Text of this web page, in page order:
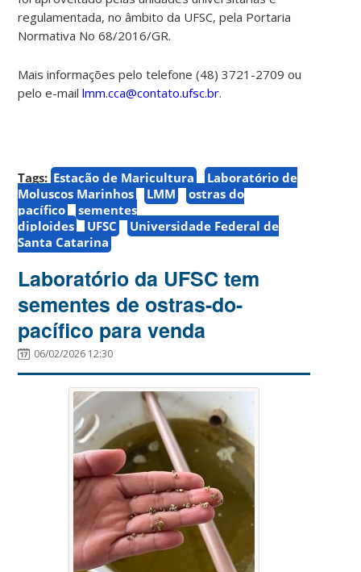
regulamentada, no âmbito da UFSC, pela Portaria
Normativa No 68/2016/GR.
Mais informações pelo telefone (48) 3721-2709 ou
pelo e-maillmm.cca@contato.ufsc.br.
Tags: Estação de Maricultura
Laboratório de
Moluscos Marinhos
LMM
ostras do
pacífico
sementes
diploides
UFSC
Universidade Federal de
Santa Catarina
Laboratório da UFSC tem
sementes de ostras-do-
pacífico para venda
06/02/2026 12:30